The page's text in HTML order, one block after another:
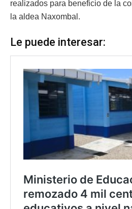
realizados para beneficio de la
la aldea Naxombal.
Le puede interesar: